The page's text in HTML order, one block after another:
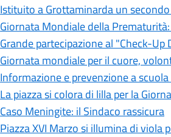
Istituito a Grottaminarda un
Giornata Mondiale della
Grande partecipazione al "Check-
Giornata mondiale per il cuore,
Informazione e prevenzione a
La piazza si colora di lilla per la
Caso Meningite: il Sindaco rassicura
Piazza XVI Marzo si illumina di